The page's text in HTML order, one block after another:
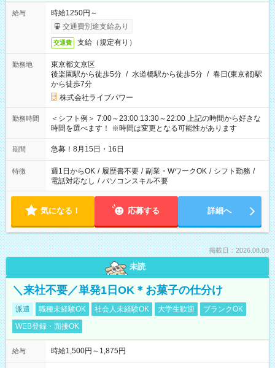
給与
時給1250円～
交通費別途支給あり
交通費 支給（規定有り）
勤務地
東京都文京区
後楽園駅から徒歩5分 / 水道橋駅から徒歩5分 / 春日(東京都)駅
から徒歩7分
株式会社ライブパワー
勤務時間
＜シフト例＞ 7:00～23:00 13:30～22:00 上記の時間から好きな
時間を選べます！ ※時間は変更となる可能性があります
期間 急募！8月15日・16日
特徴 週1日からOK / 履歴書不要 / 副業・WワークOK / シフト勤務 /
電話対応なし / パソコンスキル不要
気になる！ 応募する 詳細へ
掲載日：2026.08.08
未読
＼来社不要／単発1日OK＊お菓子の仕分け
派遣 職種未経験OK 社会人未経験OK 大学生歓迎
ブランクOK
WEB登録・面接OK
給与 時給1,500円～1,875円